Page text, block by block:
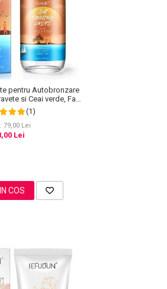
pentru Autobronzare
si Ceai verde, Fata
60 ml
(1)
79,00 Lei
Lei
COS